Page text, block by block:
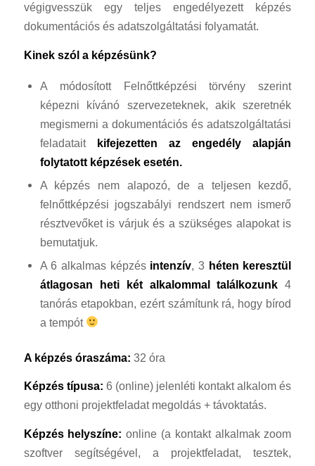
végigvesszük egy teljes engedélyezett képzés
dokumentációs és adatszolgáltatási folyamatát.
Kinek szól a képzésünk?
A módosított Felnőttképzési törvény szerint
képezni kívánó szervezeteknek, akik szeretnék
megismerni a dokumentációs és adatszolgáltatási
feladatait kifejezetten az engedély alapján
folytatott képzések esetén.
A képzés nem alapozó, de a teljesen kezdő,
felnőttképzési jogszabályi rendszert nem ismerő
résztvevőket is várjuk és a szükséges alapokat is
bemutatjuk.
A 6 alkalmas képzés intenzív, 3 héten keresztül
átlagosan heti két alkalommal találkozunk 4
tanórás etapokban, ezért számítunk rá, hogy bírod
a tempót
A képzés óraszáma: 32 óra
Képzés típusa: 6 (online) jelenléti kontakt alkalom és
egy otthoni projektfeladat megoldás + távoktatás.
Képzés helyszíne: online (a kontakt alkalmak zoom
szoftver segítségével, a projektfeladat, tesztek,